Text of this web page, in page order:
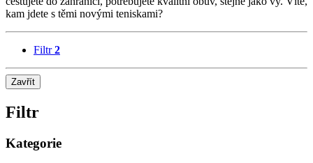
kam jdete s těmi novými teniskami?
Filtr2
Zavřít
Filtr
Kategorie